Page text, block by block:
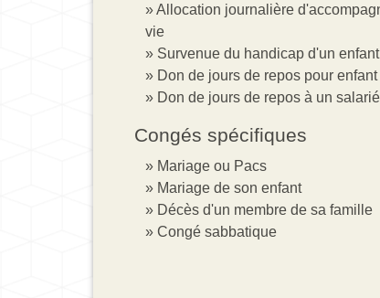
Allocation journalière
vie
Survenue du handicap d'un enfant
Don de jours de repos pour
Don de jours de repos à un
Congés spécifiques
Mariage ou Pacs
Mariage de son enfant
Décès d'un membre de sa famille
Congé sabbatique